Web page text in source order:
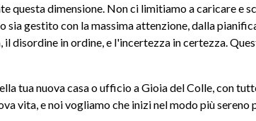
dimensione. Non ci limitiamo a caricare e
gestito con la massima attenzione, dalla
disordine in ordine, e l'incertezza in certezza.
tua nuova casa o ufficio a Gioia del Colle, con
vita, e noi vogliamo che inizi nel modo più sereno